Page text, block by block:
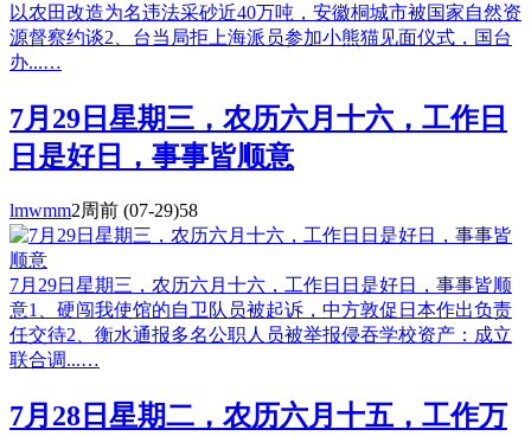
以农田改造为名违法采砂近40万吨，安徽桐城市被国家自然资
源督察约谈2、台当局拒上海派员参加小熊猫见面仪式，国台
办...…
7月29日星期三，农历六月十六，工作日
日是好日，事事皆顺意
lmwmm2周前 (07-29)58
7月29日星期三，农历六月十六，工作日日是好日，事事皆顺
意1、硬闯我使馆的自卫队员被起诉，中方敦促日本作出负责
任交待2、衡水通报多名公职人员被举报侵吞学校资产：成立
联合调...…
7月28日星期二，农历六月十五，工作万